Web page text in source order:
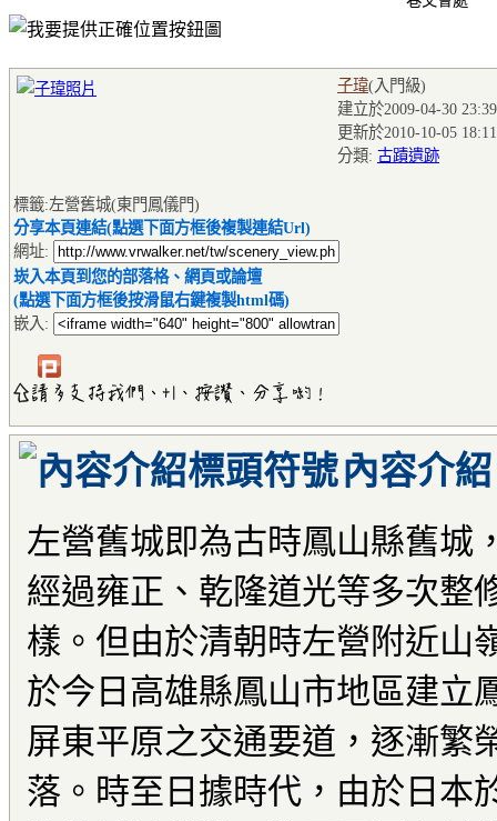
子瑋(入門級)
建立於2009-04-30
更新於2010-10-05
分類: 古蹟遺跡
標籤:左營舊城(東門鳳儀門)
分享本頁連結(點選下面方框後複製連結Url)
網址:
崁入本頁到您的部落格、網頁或論壇
(點選下面方框後按滑鼠右鍵複製html碼)
嵌入:
內容介紹
左營舊城即為古時鳳山縣舊城
經過雍正、乾隆道光等多次整
樣。但由於清朝時左營附近山
於今日高雄縣鳳山市地區建立
屏東平原之交通要道，逐漸繁
落。時至日據時代，由於日本